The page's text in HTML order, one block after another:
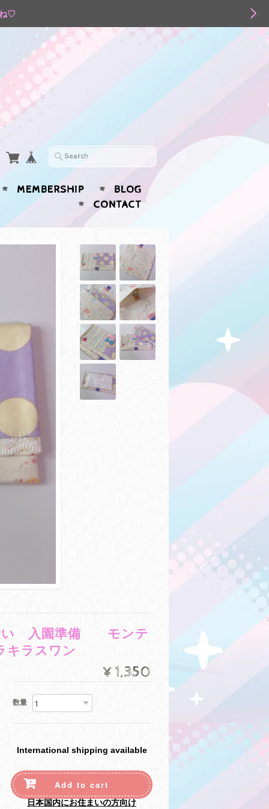
♡
MEMBERSHIP
BLOG
CONTACT
い 入園準備 モンテ
キラスワン
¥1,350
数量
International shipping available
Add to cart
日本国内にお住まいの方向け